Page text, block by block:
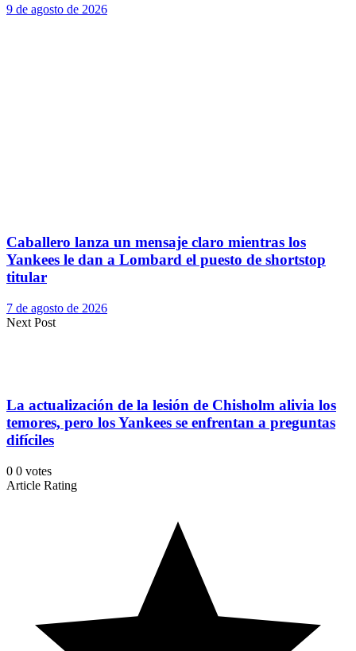
9 de agosto de 2026
Caballero lanza un mensaje claro mientras los
Yankees le dan a Lombard el puesto de shortstop
titular
7 de agosto de 2026
Next Post
La actualización de la lesión de Chisholm alivia los
temores, pero los Yankees se enfrentan a preguntas
difíciles
0 0 votes
Article Rating